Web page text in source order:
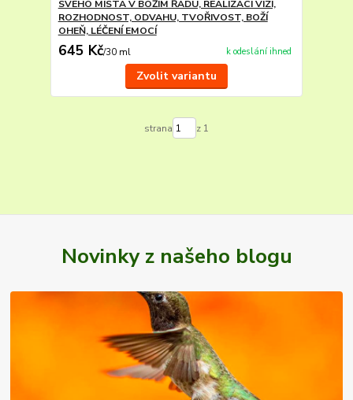
SVÉHO MÍSTA V BOŽÍM ŘÁDU, REALIZACI VIZÍ,
ROZHODNOST, ODVAHU, TVOŘIVOST, BOŽÍ
OHEŇ, LÉČENÍ EMOCÍ
645 Kč/30 ml k odeslání ihned
Zvolit variantu
strana z 1
Novinky z našeho blogu